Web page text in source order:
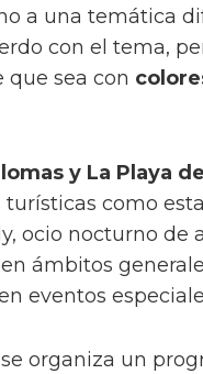
a una temática
con el tema,
que sea con
y La Playa
turísticas como
ocio nocturno de
ámbitos
eventos
organiza un